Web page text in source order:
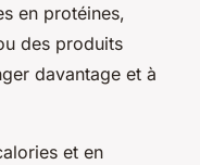
en protéines,
des produits
davantage et à
et en